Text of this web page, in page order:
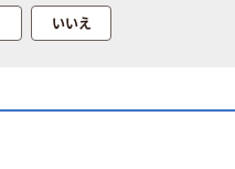
いいえ